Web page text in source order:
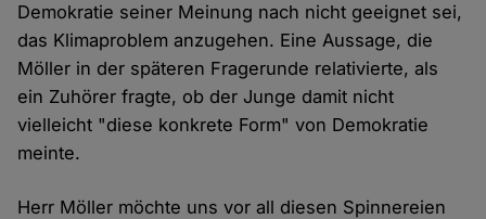
Demokratie seiner Meinung nach nicht geeignet sei,
das Klimaproblem anzugehen. Eine Aussage, die
Möller in der späteren Fragerunde relativierte, als
ein Zuhörer fragte, ob der Junge damit nicht
vielleicht "diese konkrete Form" von Demokratie
meinte.
Herr Möller möchte uns vor all diesen Spinnereien